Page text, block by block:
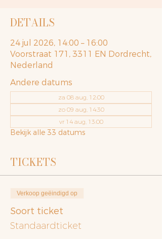
DETAILS
24 jul 2026, 14:00 – 16:00
Voorstraat 171, 3311 EN Dordrecht,
Nederland
Andere datums
za 08 aug, 12:00
zo 09 aug, 14:30
vr 14 aug, 13:00
Bekijk alle 33 datums
TICKETS
Verkoop geëindigd op
Soort ticket
Standaardticket